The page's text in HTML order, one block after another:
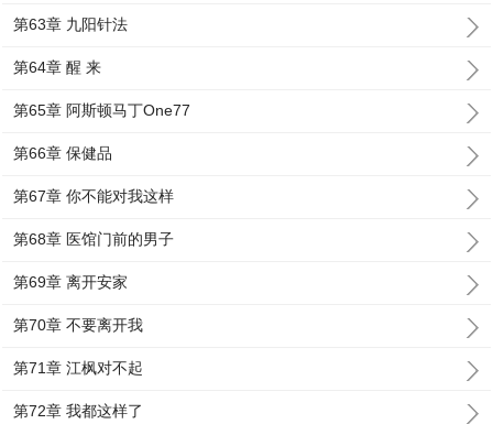
第63章 九阳针法
第64章 醒 来
第65章 阿斯顿马丁One77
第66章 保健品
第67章 你不能对我这样
第68章 医馆门前的男子
第69章 离开安家
第70章 不要离开我
第71章 江枫对不起
第72章 我都这样了